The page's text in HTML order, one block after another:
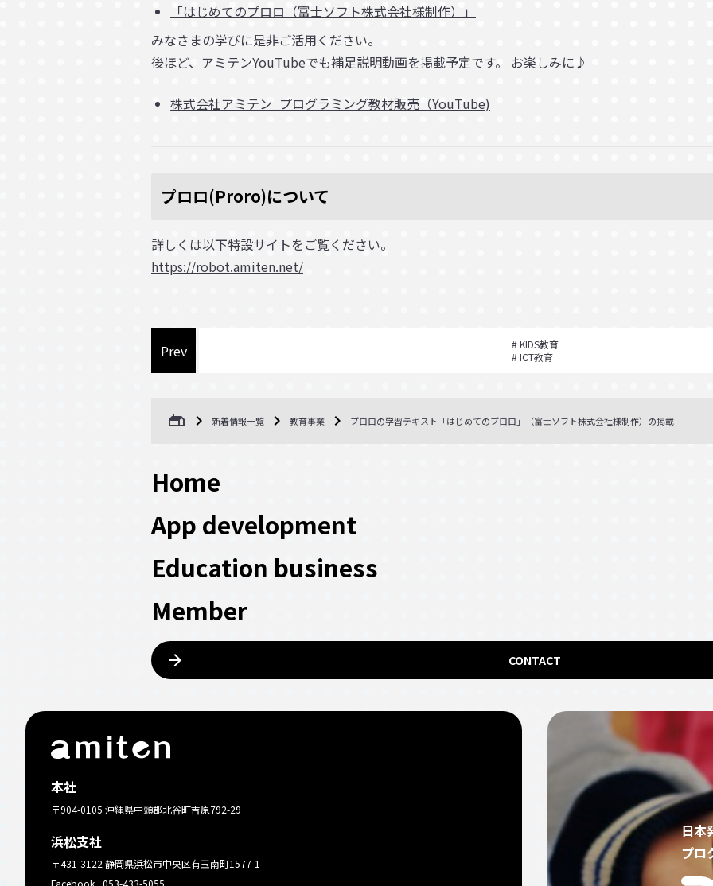
「はじめてのプロロ（富士ソフト株式会社様制作）」
みなさまの学びに是非ご活用ください。
後ほど、アミテンYouTubeでも補足説明動画を掲載予定です。 お楽しみに♪
株式会社アミテン_プログラミング教材販売（YouTube)
プロロ(Proro)について
詳しくは以下特設サイトをご覧ください。
https://robot.amiten.net/
Prev
KIDS教育
ICT教育
gite 新着情報一覧 教育事業 プロロの学習テキスト「はじめてのプロロ」（富士ソフト株式会社様制作）の掲載
Home
App development
Education business
Member
arrow_forward CONTACT
本社
〒904-0105 沖縄県中頭郡北谷町吉原792-29
浜松支社
〒431-3122 静岡県浜松市中央区有玉南町1577-1
Facebook 053-433-5055
日本
プロ